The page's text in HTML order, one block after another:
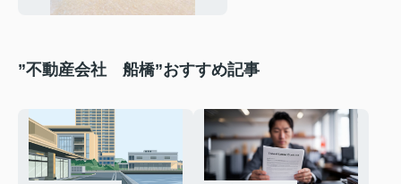
”不動産会社 船橋”おすすめ記事